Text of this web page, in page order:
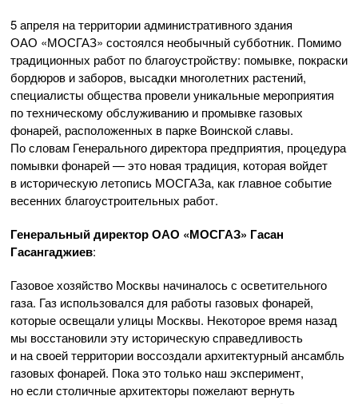
5 апреля на территории административного здания
ОАО «МОСГАЗ» состоялся необычный субботник. Помимо
традиционных работ по благоустройству: помывке, покраски
бордюров и заборов, высадки многолетних растений,
специалисты общества провели уникальные мероприятия
по техническому обслуживанию и промывке газовых
фонарей, расположенных в парке Воинской славы.
По словам Генерального директора предприятия, процедура
помывки фонарей — это новая традиция, которая войдет
в историческую летопись МОСГАЗа, как главное событие
весенних благоустроительных работ.
Генеральный директорОАО «МОСГАЗ» Гасан
Гасангаджиев:
Газовое хозяйство Москвы начиналось с осветительного
газа. Газ использовался для работы газовых фонарей,
которые освещали улицы Москвы. Некоторое время назад
мы восстановили эту историческую справедливость
и на своей территории воссоздали архитектурный ансамбль
газовых фонарей. Пока это только наш эксперимент,
но если столичные архитекторы пожелают вернуть